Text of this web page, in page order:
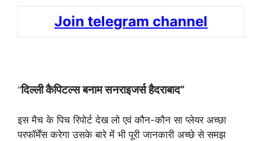
Join telegram channel
“दिल्ली कैपिटल्स बनाम सनराइजर्स हैदराबाद”
इस मैच के पिच रिपोर्ट देख लो एवं कौन-कौन सा प्लेयर अच्छा
परफॉर्मेंस करेगा उसके बारे में भी पूरी जानकारी अच्छे से समझ